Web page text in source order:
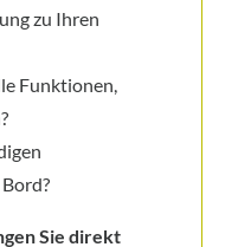
zu Ihren
Funktionen,
Sie direkt